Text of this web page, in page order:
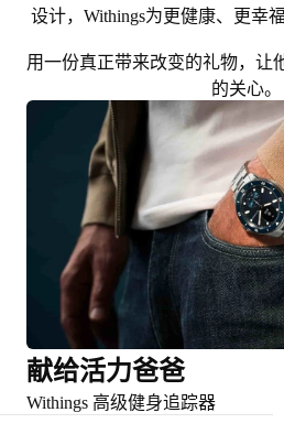
设计，Withings为更健康、更幸
用一份真正带来改变的礼物，让
的关心。
献给活力爸爸
Withings 高级健身追踪器